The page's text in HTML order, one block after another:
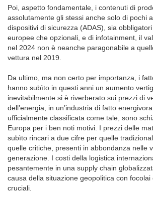
Poi, aspetto fondamentale, i contenuti di
assolutamente gli stessi anche solo di pochi
dispositivi di sicurezza (ADAS), sia
europee che opzionali, e di infotainment, il
nel 2024 non è neanche paragonabile a
vettura nel 2019.
Da ultimo, ma non certo per importanza, i
hanno subìto in questi anni un aumento
inevitabilmente si è riverberato sui prezzi di
dell’energia, in un’industria di fatto
ufficialmente classificata come tale, sono
Europa per i ben noti motivi. I prezzi delle
subìto rincari a due cifre per quelle
quelle critiche, presenti in abbondanza nelle
generazione. I costi della logistica
pesantemente in una supply chain
causa della situazione geopolitica con
cruciali.